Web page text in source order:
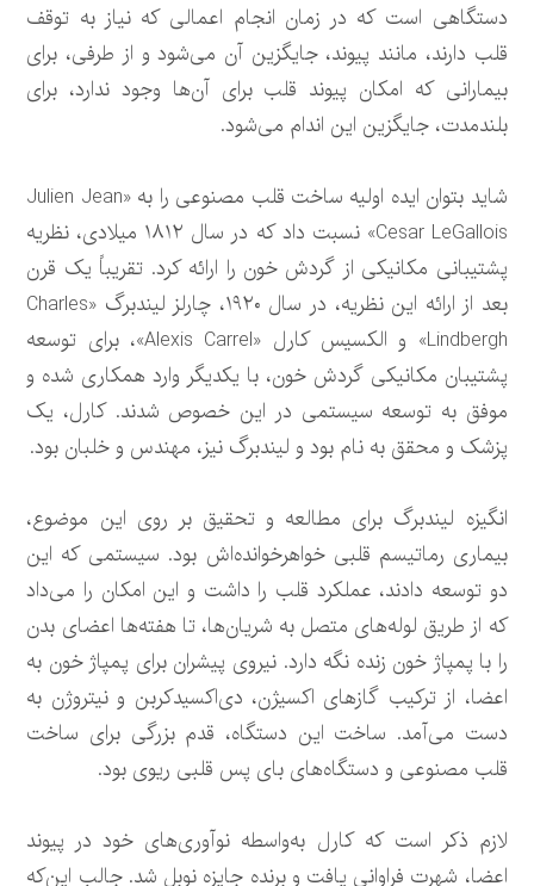
دستگاهی است که در زمان انجام اعمالی که نیاز به توقف
قلب دارند، مانند پیوند، جایگزین آن می‌شود و از طرفی، برای
بیمارانی که امکان پیوند قلب برای آن‌ها وجود ندارد، برای
بلندمدت، جایگزین این اندام می‌شود.
شاید بتوان ایده اولیه ساخت قلب مصنوعی را به «Julien Jean
Cesar LeGallois» نسبت داد که در سال ۱۸۱۲ میلادی، نظریه
پشتیبانی مکانیکی از گردش خون را ارائه کرد. تقریباً یک قرن
بعد از ارائه این نظریه، در سال ۱۹۲۰، چارلز لیندبرگ «Charles
Lindbergh» و الکسیس کارل «Alexis Carrel»، برای توسعه
پشتیبان مکانیکی گردش خون، با یکدیگر وارد همکاری شده و
موفق به توسعه سیستمی در این خصوص شدند. کارل، یک
پزشک و محقق به نام بود و لیندبرگ نیز، مهندس و خلبان بود.
انگیزه لیندبرگ برای مطالعه و تحقیق بر روی این موضوع،
بیماری رماتیسم قلبی خواهرخوانده‌اش بود. سیستمی که این
دو توسعه دادند، عملکرد قلب را داشت و این امکان را می‌داد
که از طریق لوله‌های متصل به شریان‌ها، تا هفته‌ها اعضای بدن
را با پمپاژ خون زنده نگه دارد. نیروی پیشران برای پمپاژ خون به
اعضا، از ترکیب گازهای اکسیژن، دی‌اکسیدکربن و نیتروژن به
دست می‌آمد. ساخت این دستگاه، قدم بزرگی برای ساخت
قلب مصنوعی و دستگاه‌های بای پس قلبی ریوی بود.
لازم ذکر است که کارل به‌واسطه نوآوری‌های خود در پیوند
اعضا، شهرت فراوانی یافت و برنده جایزه نوبل شد. جالب این‌که